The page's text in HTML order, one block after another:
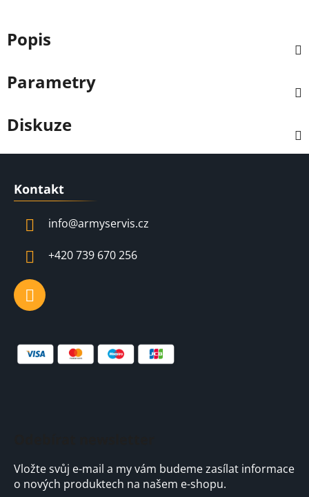
Popis
Parametry
Diskuze
Kontakt
info@armyservis.cz
+420 739 670 256
Vložte svůj e-mail a my vám budeme zasílat informace
o nových produktech na našem e-shopu.